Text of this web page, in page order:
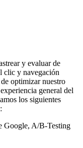
y evaluar de
clic y navegación
optimizar nuestro
general del
los siguientes
Google, A/B-Testing